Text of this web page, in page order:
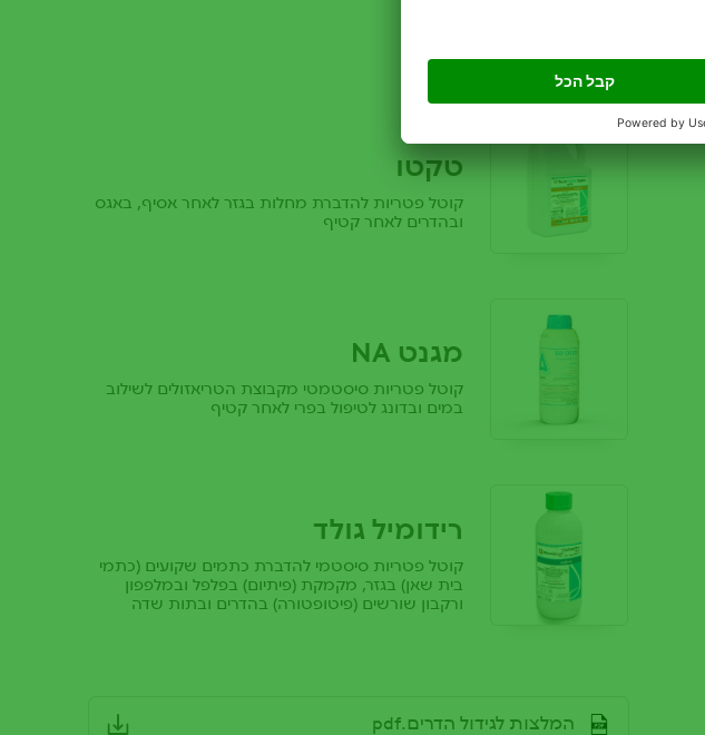
מוצרים קשורים
טקטו
קוטל פטריות להדברת מחלות בגזר לאחר אסיף, באגס
ובהדרים לאחר קטיף
מגנט NA
קוטל פטריות סיסטמטי מקבוצת הטריאזולים לשילוב
במים ובדונג לטיפול בפרי לאחר קטיף
רידומיל גולד
קוטל פטריות סיסטמי להדברת כתמים שקועים (כתמי
בית שאן) בגזר, מקמקת (פיתיום) בפלפל ובמלפפון
ורקבון שורשים (פיטופטורה) בהדרים ובתות שדה
File
המלצות לגידול הדרים.pdf